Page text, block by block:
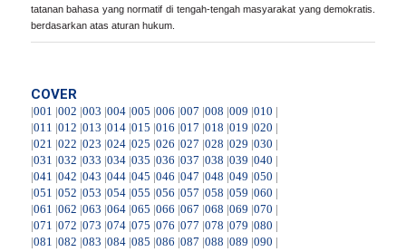
tatanan bahasa yang normatif di tengah-tengah masyarakat yang demokratis.
berdasarkan atas aturan hukum.
COVER
|001 |002 |003 |004|005 |006 |007 |008 |009 |010 |
|011 |012 |013 |014|015 |016 |017 |018 |019 |020 |
|021 |022 |023 |024|025 |026 |027 |028 |029 |030 |
|031 |032 |033 |034|035 |036 |037 |038 |039 |040 |
|041 |042 |043 |044|045 |046 |047 |048 |049 |050 |
|051 |052 |053 |054|055 |056 |057 |058 |059 |060 |
|061 |062 |063 |064|065 |066 |067 |068 |069 |070 |
|071 |072 |073 |074|075 |076 |077 |078 |079 |080 |
|081 |082 |083 |084|085 |086 |087 |088 |089 |090 |